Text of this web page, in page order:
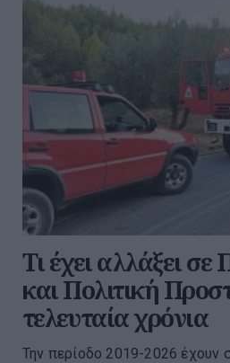
Τι έχει αλλάξει
και Πολιτική
τελευταία χρόνια
Την περίοδο 2019-2026 έχουν